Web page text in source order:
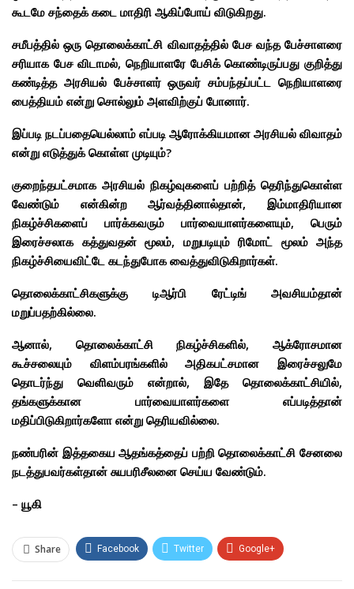
கூடமே சந்தைக் கடை மாதிரி ஆகிப்போய் விடுகிறது.
சமீபத்தில் ஒரு தொலைக்காட்சி விவாதத்தில் பேச வந்த பேச்சாளரை
சரியாக பேச விடாமல், நெறியாளரே பேசிக் கொண்டிருப்பது குறித்து
கண்டித்த அரசியல் பேச்சாளர் ஒருவர் சம்பந்தப்பட்ட நெறியாளரை
பைத்தியம் என்று சொல்லும் அளவிற்குப் போனார்.
இப்படி நடப்பதையெல்லாம் எப்படி ஆரோக்கியமான அரசியல் விவாதம்
என்று எடுத்துக் கொள்ள முடியும்?
குறைந்தபட்சமாக அரசியல் நிகழ்வுகளைப் பற்றித் தெரிந்துகொள்ள
வேண்டும் என்கின்ற ஆர்வத்தினால்தான், இம்மாதிரியான
நிகழ்ச்சிகளைப் பார்க்கவரும் பார்வையாளர்களையும், பெரும்
இரைச்சலாக கத்துவதன் மூலம், மறுபடியும் ரிமோட் மூலம் அந்த
நிகழ்ச்சியைவிட்டே கடந்துபோக வைத்துவிடுகிறார்கள்.
தொலைக்காட்சிகளுக்கு டிஆர்பி ரேட்டிங் அவசியம்தான்
மறுப்பதற்கில்லை.
ஆனால், தொலைக்காட்சி நிகழ்ச்சிகளில், ஆக்ரோசமான
கூச்சலையும் விளம்பரங்களில் அதிகபட்சமான இரைச்சலுமே
தொடர்ந்து வெளிவரும் என்றால், இதே தொலைக்காட்சியில்,
தங்களுக்கான பார்வையாளர்களை எப்படித்தான்
மதிப்பிடுகிறார்களோ என்று தெரியவில்லை.
நண்பரின் இத்தகைய ஆதங்கத்தைப் பற்றி தொலைக்காட்சி சேனலை
நடத்துபவர்கள்தான் சுயபரிசீலனை செய்ய வேண்டும்.
– யூகி
Share Facebook Twitter Google+